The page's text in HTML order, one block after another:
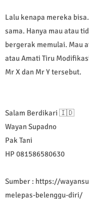
Lalu kenapa mereka
sama. Hanya mau atau
bergerak memulai. Mau
atau Amati Tiru
Mr X dan Mr Y tersebut.
Salam Berdikari 🇮🇩
Wayan Supadno
Pak Tani
HP 081586580630
Sumber : https://
melepas-belenggu-diri/